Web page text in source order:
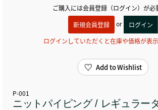
ご購入には会員登録（ログイン）が必
新規会員登録
or
ログイン
ログインしていただくと在庫や価格が表
P-001
ニットパイピング / レギュラー
Add to Wishlist